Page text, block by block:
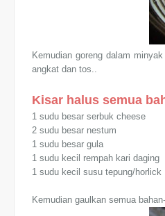
Kemudian goreng dalam
angkat dan tos..
Kisar halus semua
1 sudu besar serbuk cheese
2 sudu besar nestum
1 sudu besar gula
1 sudu kecil rempah kari daging
1 sudu kecil susu tepung/horlick
Kemudian gaulkan semua